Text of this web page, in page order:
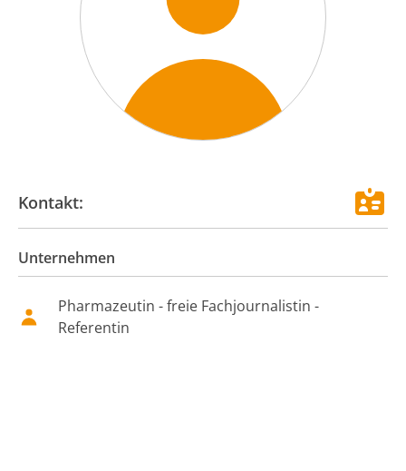
Kontakt:
Unternehmen
Pharmazeutin - freie Fachjournalistin -
Referentin